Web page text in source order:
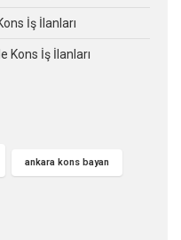
İş İlanları
Kons İş İlanları
ankara kons bayan